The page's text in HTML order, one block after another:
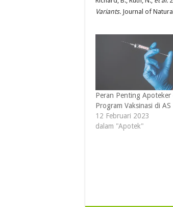
Variants. Journal of
Peran Penting Apoteker
Program Vaksinasi di AS
12 Februari 2023
dalam "Apotek"